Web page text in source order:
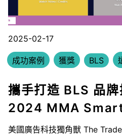
2025-02-17
成功案例 獲獎 BLS
攜手打造 BLS 品
2024 MMA
美國廣告科技獨角獸 The